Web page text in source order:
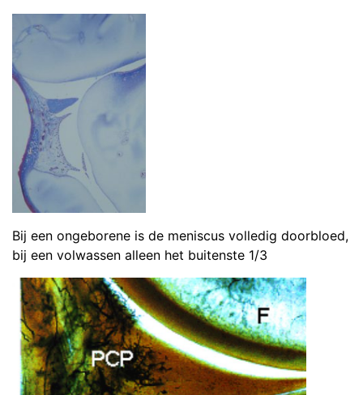
Bij een ongeborene is de meniscus volledig doorbloed,
bij een volwassen alleen het buitenste 1/3